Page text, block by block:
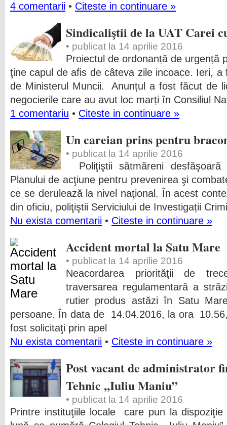
4 comentarii • Citeste in continuare »
Sindicaliştii de la UAT Carei
• publicat la 14 aprilie 2016
Proiectul de ordonanță de urgență
ţine capul de afis de câteva zile incoace. Ieri,
de Ministerul Muncii. Anunțul a fost făcut de
negocierile care au avut loc marți în Consiliul
1 comentariu • Citeste in continuare »
Un careian prins pentru
• publicat la 14 aprilie 2016
Poliţiştii sătmăreni desfăşoară
Planului de acţiune pentru prevenirea şi
ce se derulează la nivel naţional. În acest
din oficiu, poliţiştii Serviciului de Investigații
Nu exista comentarii • Citeste in continuare »
Accident mortal la Satu Mare
• publicat la 14 aprilie 2016
Neacordarea priorităţii de
traversarea regulamentară a
rutier produs astăzi în Satu
persoane. În data de 14.04.2016, la ora
fost solicitaţi prin apel
Nu exista comentarii • Citeste in continuare »
Post vacant de administrator
Tehnic ,,Iuliu Maniu”
• publicat la 14 aprilie 2016
Printre instituţiile locale care pun la